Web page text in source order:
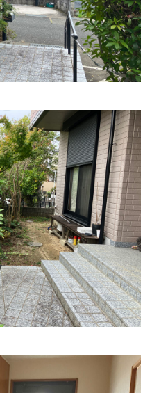
倉１８６−１ マップで見る
倉 マップで見る
島１７７ マップで見る
島４２−１３ マップで見る
田６５３−２ マップで見る
古曽９１８−１ マップで見
ック
７−１ マップで見る